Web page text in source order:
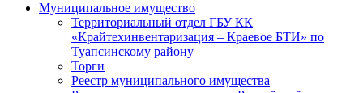
Муниципальное имущество
Территориальный отдел ГБУ КК
«Крайтехинвентаризация – Краевое БТИ» по
Туапсинскому району
Торги
Реестр муниципального имущества